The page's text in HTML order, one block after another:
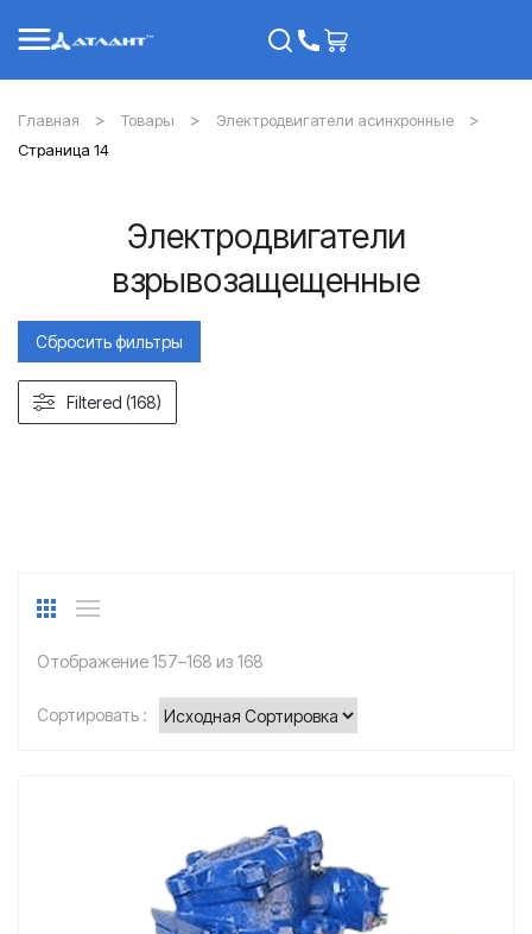
Главная Товары
Электродвигатели асинхронные
Страница 14
Электродвигатели
взрывозащещенные
Отображение 157–168 из 168
Сортировать :
Сбросить фильтры
Filtered (168)